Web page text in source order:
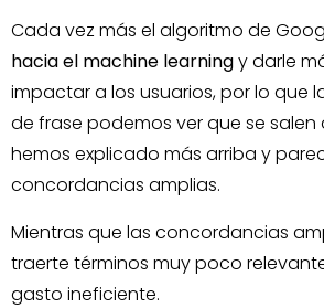
Cada vez más el algoritmo de
hacia el machine learningy darle
impactar a los usuarios, por lo que
de frase podemos ver que se
hemos explicado más arriba y
concordancias amplias.
Mientras que las concordancias
traerte términos muy poco
gasto ineficiente.